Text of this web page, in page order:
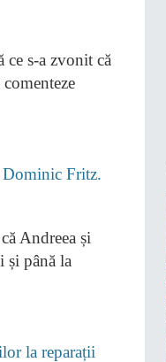
ce s-a zvonit că
Fritz.
Andreea și
și până la
la reparații